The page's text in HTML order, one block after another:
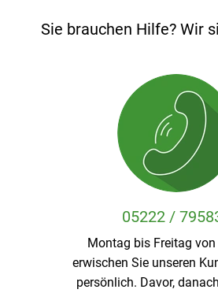
Über uns
Sie brauchen Hilfe? Wir
05222 /
Montag bis Freitag von
erwischen Sie unseren
persönlich. Davor,